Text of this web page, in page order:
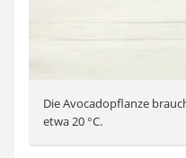
Die Avocadopflanze
etwa 20 °C.